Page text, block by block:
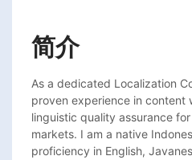
简介
As a dedicated Localization
proven experience in content
linguistic quality assurance
markets. I am a native
proficiency in English,